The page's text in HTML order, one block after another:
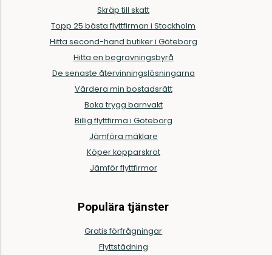
Skräp till skatt
Topp 25 bästa flyttfirman i Stockholm
Hitta second-hand butiker i Göteborg
Hitta en begravningsbyrå
De senaste återvinningslösningarna
Värdera min bostadsrätt
Boka trygg barnvakt
Billig flyttfirma i Göteborg
Jämföra mäklare
Köper kopparskrot
Jämför flyttfirmor
Populära tjänster
Gratis förfrågningar
Flyttstädning